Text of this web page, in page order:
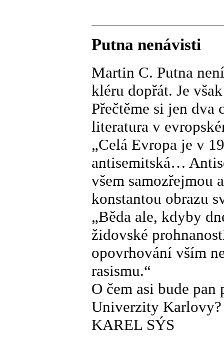
Putna nenávisti
Martin C. Putna
kléru dopřát. Je
Přečtěme si jen
literatura v
„Celá Evropa je v
antisemitská…
všem samozřejmou
konstantou obrazu
„Běda ale, kdyby
židovské
opovrhování vším
rasismu.“
O čem asi bude pan
Univerzity Karlovy?
KAREL SÝS